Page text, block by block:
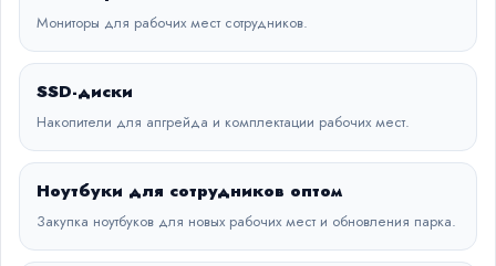
Мониторы для рабочих мест сотрудников.
SSD-диски
Накопители для апгрейда и комплектации рабочих мест.
Ноутбуки для сотрудников оптом
Закупка ноутбуков для новых рабочих мест и обновления парка.